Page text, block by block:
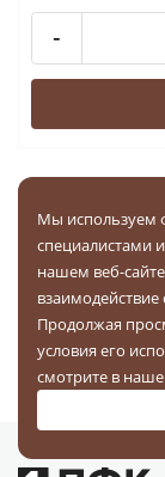
-
Вы можете
стандартная в
Широкий
стандартная в
доставка
скидки для
Мы используем
специалистами
нашем веб-
Продолжая
условия его
смотрите в